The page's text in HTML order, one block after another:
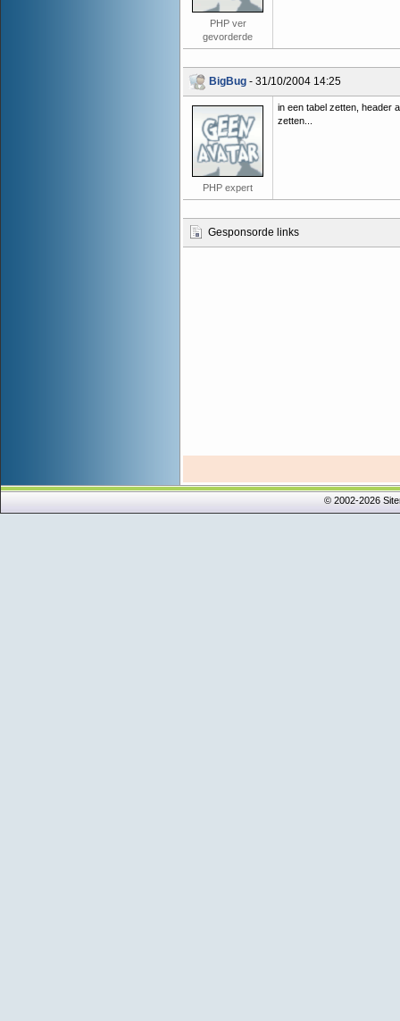
PHP ver
gevorderde
BigBug - 31/10/2004 14:25
PHP expert
in een tabel zetten, header
zetten...
Gesponsorde links
© 2002-2026